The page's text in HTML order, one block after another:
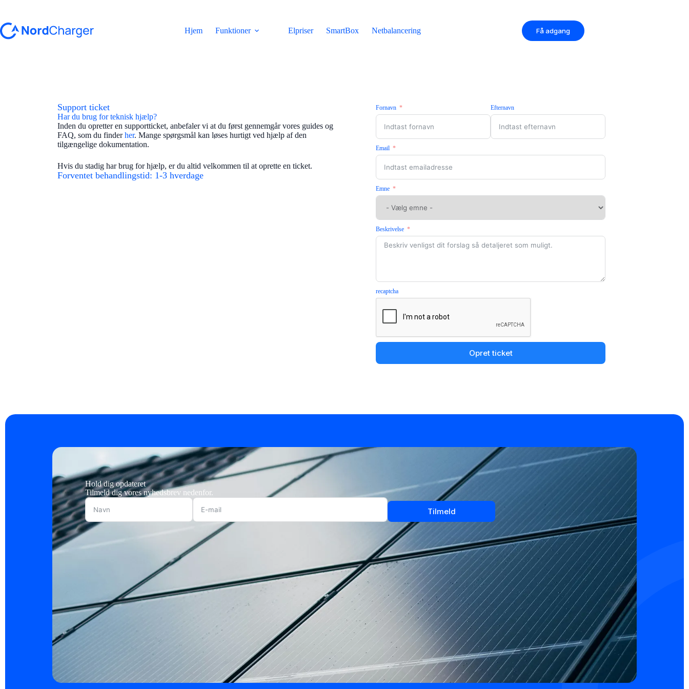
Hjem Funktioner Elpriser SmartBox Netbalancering Få adgang
Fornavn Efternavn
Email
Emne
Beskrivelse
recaptcha
Opret ticket
Support ticket
Har du brug for teknisk hjælp?
Inden du opretter en supportticket, anbefaler vi at du først gennemgår vores guides og
FAQ, som du finderher. Mange spørgsmål kan løses hurtigt ved hjælp af den
tilgængelige dokumentation.
Hvis du stadig har brug for hjælp, er du altid velkommen til at oprette en ticket.
Forventet behandlingstid: 1-3 hverdage
Hold dig opdateret
Tilmeld dig vores nyhedsbrev nedenfor.
Tilmeld